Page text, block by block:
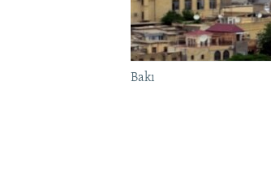
Bakı